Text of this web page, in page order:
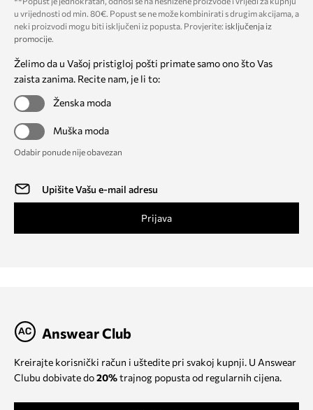
u vrijednosti od min. 80€. Popust se ne može kombinirati s drugim akcijama, a
neki proizvodi mogu biti isključeni iz popusta. Provjerite: isključenja iz
promocije.
Želimo da u Vašoj pristigloj pošti primate samo ono što Vas
zaista zanima. Recite nam, je li to:
Ženska moda
Muška moda
Odabir ponude nije obavezan
Prijava
Answear Club
Kreirajte korisnički račun i uštedite pri svakoj kupnji. U Answear
Clubu dobivate do20%trajnog popusta od regularnih cijena.